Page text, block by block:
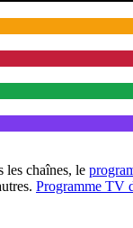
les chaînes, le
Programme TV